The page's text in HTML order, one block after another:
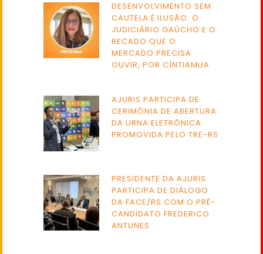
DESENVOLVIMENTO SEM
CAUTELA É ILUSÃO: O
JUDICIÁRIO GAÚCHO E O
RECADO QUE O
MERCADO PRECISA
OUVIR, POR CÍNTIAMUA
AJURIS PARTICIPA DE
CERIMÔNIA DE ABERTURA
DA URNA ELETRÔNICA
PROMOVIDA PELO TRE-RS
PRESIDENTE DA AJURIS
PARTICIPA DE DIÁLOGO
DA FACE/RS COM O PRÉ-
CANDIDATO FREDERICO
ANTUNES